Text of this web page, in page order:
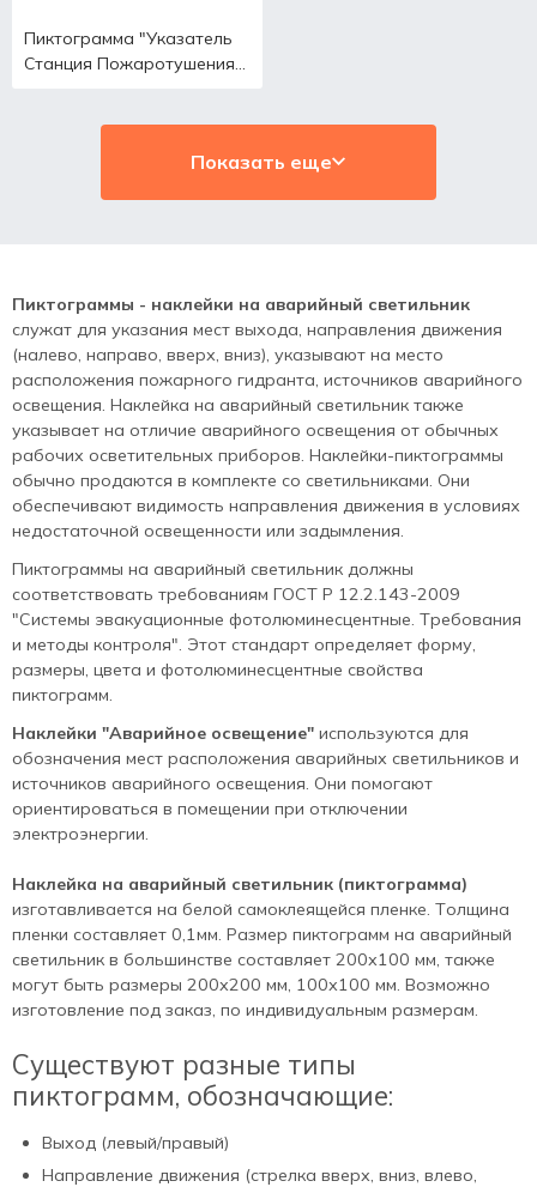
Пиктограмма "Указатель
Станция Пожаротушения
Показать еще
Пиктограммы - наклейки на аварийный светильник
служат для указания мест выхода, направления движения
(налево, направо, вверх, вниз), указывают на место
расположения пожарного гидранта, источников аварийного
освещения. Наклейка на аварийный светильник также
указывает на отличие аварийного освещения от обычных
рабочих осветительных приборов. Наклейки-пиктограммы
обычно продаются в комплекте со светильниками. Они
обеспечивают видимость направления движения в условиях
недостаточной освещенности или задымления.
Пиктограммы на аварийный светильник должны
соответствовать требованиям ГОСТ Р 12.2.143-2009
"Системы эвакуационные фотолюминесцентные. Требования
и методы контроля". Этот стандарт определяет форму,
размеры, цвета и фотолюминесцентные свойства
пиктограмм.
Наклейки "Аварийное освещение" используются для
обозначения мест расположения аварийных светильников и
источников аварийного освещения. Они помогают
ориентироваться в помещении при отключении
электроэнергии.
Наклейка на аварийный светильник (пиктограмма)
изготавливается на белой самоклеящейся пленке. Толщина
пленки составляет 0,1мм. Размер пиктограмм на аварийный
светильник в большинстве составляет 200х100 мм, также
могут быть размеры 200х200 мм, 100х100 мм. Возможно
изготовление под заказ, по индивидуальным размерам.
Существуют разные типы
пиктограмм, обозначающие:
Выход (левый/правый)
Направление движения (стрелка вверх, вниз, влево,